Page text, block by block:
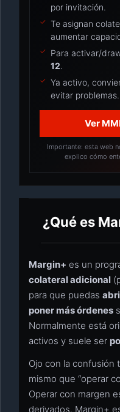
por invitación.
Te asignan
aumentar
Para activar/
12.
Ya activo,
evitar problemas.
Ver
Importante: esta web
explico cómo
¿Qué es
Margin+ es un
colateral adicional
para que puedas
poner más órdenes
Normalmente está
activos y suele ser
Ojo con la confusión
mismo que “operar
Operar con margen
derivados. Margin+